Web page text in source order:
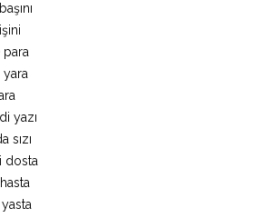
para
yazı
sızı
dosta